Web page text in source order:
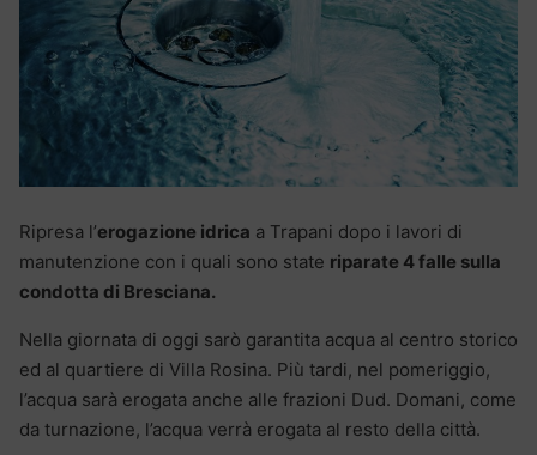
Ripresa l’erogazione idrica a Trapani dopo i lavori di
manutenzione con i quali sono state riparate 4 falle sulla
condotta di Bresciana.
Nella giornata di oggi sarò garantita acqua al centro storico
ed al quartiere di Villa Rosina. Più tardi, nel pomeriggio,
l’acqua sarà erogata anche alle frazioni Dud. Domani, come
da turnazione, l’acqua verrà erogata al resto della città.